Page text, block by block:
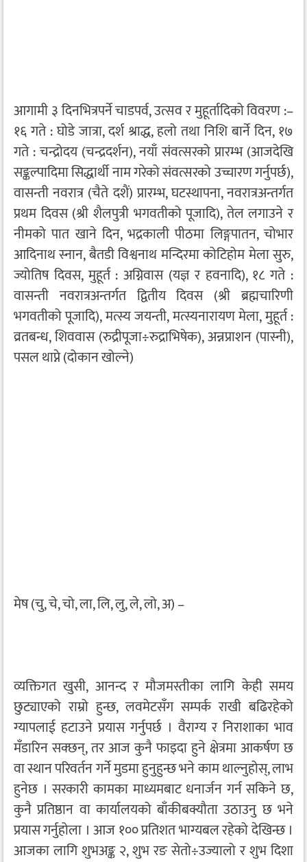
आगामी ३ दिनभित्रपर्ने चाडपर्व, उत्सव र मुहूर्तादिको विवरण :–
१६ गते : घोडे जात्रा, दर्श श्राद्ध, हलो तथा निशि बार्ने दिन, १७
गते : चन्द्रोदय (चन्द्रदर्शन), नयाँ संवत्सरको प्रारम्भ (आजदेखि
सङ्कल्पादिमा सिद्धार्थी नाम गरेको संवत्सरको उच्चारण गर्नुपर्छ),
वासन्ती नवरात्र (चैते दशैं) प्रारम्भ, घटस्थापना, नवरात्रअन्तर्गत
प्रथम दिवस (श्री शैलपुत्री भगवतीको पूजादि), तेल लगाउने र
नीमको पात खाने दिन, भद्रकाली पीठमा लिङ्गपातन, चोभार
आदिनाथ स्नान, बैतडी विश्वनाथ मन्दिरमा कोटिहोम मेला सुरु,
ज्योतिष दिवस, मुहूर्त : अग्निवास (यज्ञ र हवनादि), १८ गते :
वासन्ती नवरात्रअन्तर्गत द्वितीय दिवस (श्री ब्रह्मचारिणी
भगवतीको पूजादि), मत्स्य जयन्ती, मत्स्यनारायण मेला, मुहूर्त :
व्रतबन्ध, शिववास (रुद्रीपूजा÷रुद्राभिषेक), अन्नप्राशन (पास्नी),
पसल थाप्ने (दोकान खोल्ने)
मेष (चु, चे, चो, ला, लि, लु, ले, लो, अ) –
व्यक्तिगत खुसी, आनन्द र मौजमस्तीका लागि केही समय
छुट्याएको राम्रो हुन्छ, लवमेटसँग सम्पर्क राखी बढिरहेको
ग्यापलाई हटाउने प्रयास गर्नुपर्छ । वैराग्य र निराशाका भाव
मँडारिन सक्छन्, तर आज कुनै फाइदा हुने क्षेत्रमा आकर्षण छ
वा स्थान परिवर्तन गर्ने मुडमा हुनुहुन्छ भने काम थाल्नुहोस्, लाभ
हुनेछ । सरकारी कामका माध्यमबाट धनार्जन गर्न सकिने छ,
कुनै प्रतिष्ठान वा कार्यालयको बाँकीबक्यौता उठाउनु छ भने
प्रयास गर्नुहोला । आज १०० प्रतिशत भाग्यबल रहेको देखिन्छ ।
आजका लागि शुभअङ्क २, शुभ रङ सेतो÷उज्यालो र शुभ दिशा